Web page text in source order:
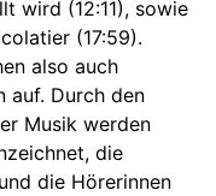
wird (12:11), sowie
(17:59).
also auch
auf. Durch den
Musik werden
die
die Hörerinnen